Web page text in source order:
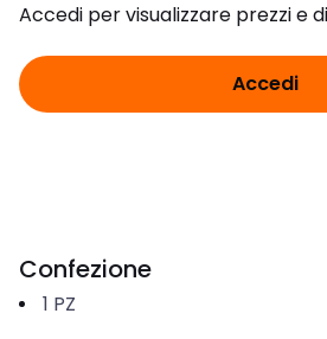
Accedi per visualizzare prezzi e
Accedi
Confezione
1 PZ